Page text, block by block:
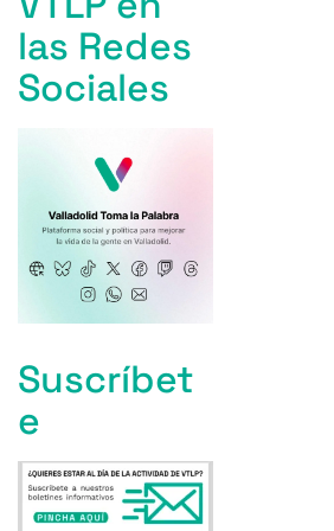
las Redes
Sociales
Suscríbet
e